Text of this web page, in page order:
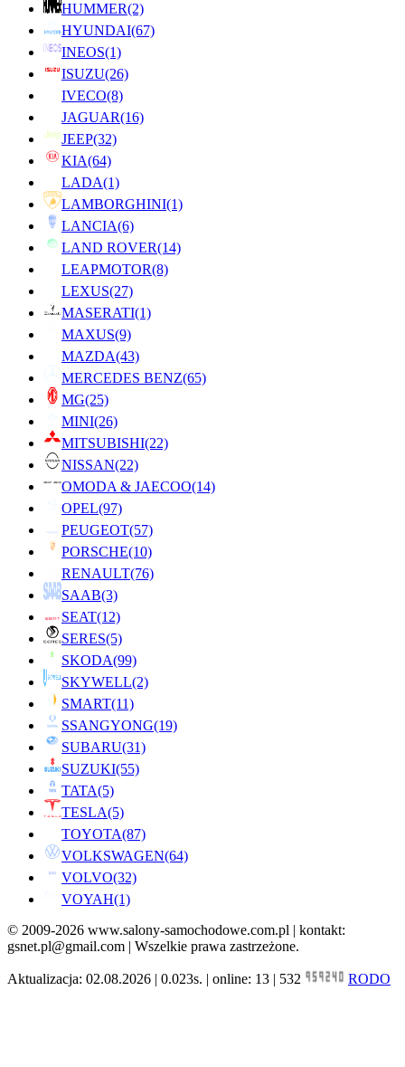
HUMMER(2)
HYUNDAI(67)
INEOS(1)
ISUZU(26)
IVECO(8)
JAGUAR(16)
JEEP(32)
KIA(64)
LADA(1)
LAMBORGHINI(1)
LANCIA(6)
LAND ROVER(14)
LEAPMOTOR(8)
LEXUS(27)
MASERATI(1)
MAXUS(9)
MAZDA(43)
MERCEDES BENZ(65)
MG(25)
MINI(26)
MITSUBISHI(22)
NISSAN(22)
OMODA & JAECOO(14)
OPEL(97)
PEUGEOT(57)
PORSCHE(10)
RENAULT(76)
SAAB(3)
SEAT(12)
SERES(5)
SKODA(99)
SKYWELL(2)
SMART(11)
SSANGYONG(19)
SUBARU(31)
SUZUKI(55)
TATA(5)
TESLA(5)
TOYOTA(87)
VOLKSWAGEN(64)
VOLVO(32)
VOYAH(1)
© 2009-2026 www.salony-samochodowe.com.pl | kontakt:
gsnet.pl@gmail.com | Wszelkie prawa zastrzeżone.
Aktualizacja: 02.08.2026 | 0.023s. | online: 13 | 532 RODO